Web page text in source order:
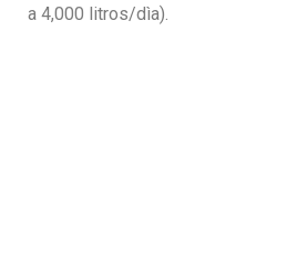
a 4,000 litros/dìa).